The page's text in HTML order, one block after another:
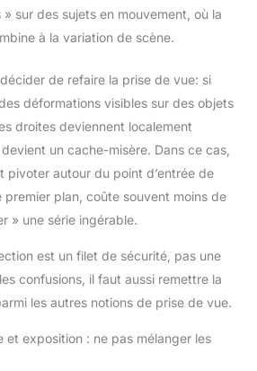
sur des sujets en mouvement, où la
à la variation de scène.
de refaire la prise de vue: si
déformations visibles sur des objets
droites deviennent localement
un cache-misère. Dans ce cas,
pivoter autour du point d’entrée de
premier plan, coûte souvent moins de
» une série ingérable.
est un filet de sécurité, pas une
confusions, il faut aussi remettre la
les autres notions de prise de vue.
et exposition : ne pas mélanger les